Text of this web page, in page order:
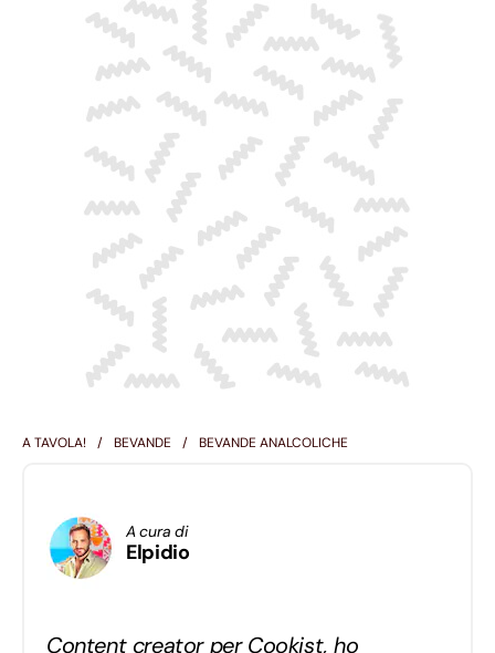
A TAVOLA! BEVANDE BEVANDE ANALCOLICHE
A cura di
Elpidio
Content creator per Cookist, ho